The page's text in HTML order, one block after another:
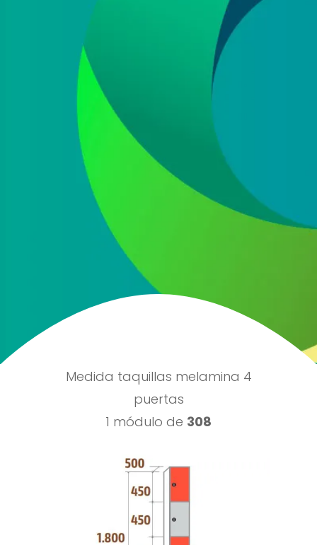
He leído y acepto la
política de protección de
Acepto recibir información comercial sobre las ofertas
y promociones de nuestra empresa (NET QUINTOS, S.L.)
relacionadas con nuestro sector en base a nuestra
política de protección de datos
Medida taquillas melamina 4
puertas
1 módulo de 308